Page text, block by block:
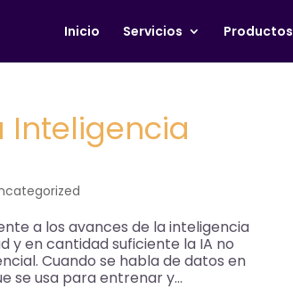
Inicio Servicios Productos
Inteligencia
a los avances de la inteligencia
y en cantidad suficiente la IA no
Cuando se habla de datos en
se usa para entrenar y...